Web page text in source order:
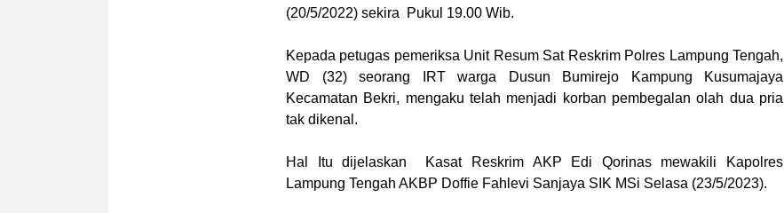
(20/5/2022) sekira Pukul 19.00 Wib.
Kepada petugas pemeriksa Unit Resum Sat Reskrim Polres Lampung Tengah,
WD (32) seorang IRT warga Dusun Bumirejo Kampung Kusumajaya
Kecamatan Bekri, mengaku telah menjadi korban pembegalan olah dua pria
tak dikenal.
Hal Itu dijelaskan Kasat Reskrim AKP Edi Qorinas mewakili Kapolres
Lampung Tengah AKBP Doffie Fahlevi Sanjaya SIK MSi Selasa (23/5/2023).